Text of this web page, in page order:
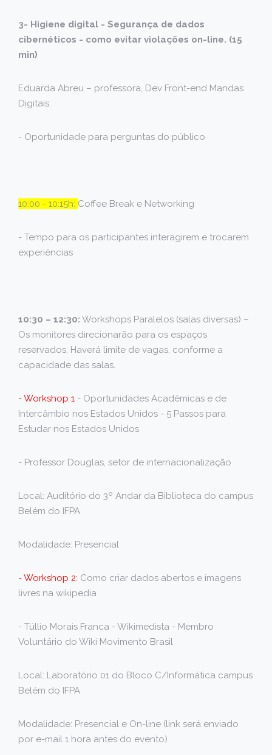
3- Higiene digital - Segurança de dados
cibernéticos - como evitar violações on-line. (15
min)
Eduarda Abreu – professora, Dev Front-end Mandas
Digitais.
- Oportunidade para perguntas do público
10:00 - 10:15h: Coffee Break e Networking
- Tempo para os participantes interagirem e trocarem
experiências
10:30 – 12:30: Workshops Paralelos (salas diversas) –
Os monitores direcionarão para os espaços
reservados. Haverá limite de vagas, conforme a
capacidade das salas.
- Workshop 1 - Oportunidades Acadêmicas e de
Intercâmbio nos Estados Unidos - 5 Passos para
Estudar nos Estados Unidos
- Professor Douglas, setor de internacionalização
Local: Auditório do 3º Andar da Biblioteca do campus
Belém do IFPA
Modalidade: Presencial
- Workshop 2: Como criar dados abertos e imagens
livres na wikipedia
- Túllio Morais Franca - Wikimedista - Membro
Voluntário do Wiki Movimento Brasil
Local: Laboratório 01 do Bloco C/Informática campus
Belém do IFPA
Modalidade: Presencial e On-line (link será enviado
por e-mail 1 hora antes do evento)